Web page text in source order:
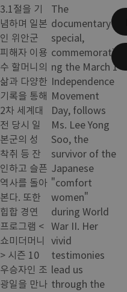
3.1절을 기
념하며 일본
인 위안군
피해자 이용
수 할머니의
삶과 다양한
기록을 통해
2차 세계대
전 당시 일
본군의 성
착취 등 잔
인하고 슬픈
역사를 돌아
본다. 또한
힙합 경연
프로그램 <
쇼미더머니
> 시즌 10
우승자인 조
광일을 만나
The
documentary
special,
commemorati
ng the March 1
Independence
Movement
Day, follows
Ms. Lee Yong
Soo, the
survivor of the
Japanese
"comfort
women"
during World
War II. Her
vivid
testimonies
lead us
through the